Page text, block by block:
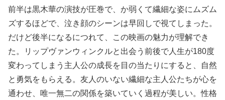
前半は黒木華の演技が圧巻で、か弱くて繊細な姿にムズム
ズするほどで、泣き顔のシーンは早回しで視てしまった。
だけど後半になるにつれて、この映画の魅力が理解でき
た。リップヴァンウィンクルと出会う前後で人生が180度
変わってしまう主人公の成長を目の当たりにすると、自然
と勇気をもらえる。友人のいない繊細な主人公たちが心を
通わせ、唯一無二の関係を築いていく過程が美しい。性格